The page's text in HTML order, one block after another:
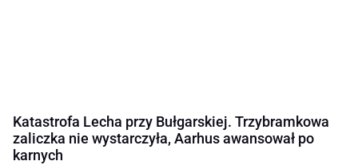
Katastrofa Lecha przy Bułgarskiej. Trzybramkowa
zaliczka nie wystarczyła, Aarhus awansował po
karnych